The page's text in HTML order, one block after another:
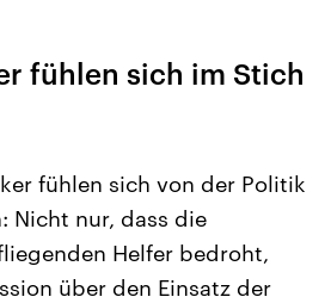
Anhalt
USA
fühlen sich im Stich
fühlen sich von der Politik
Nicht nur, dass die
Helfer bedroht,
über den Einsatz der